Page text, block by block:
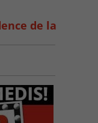
de la